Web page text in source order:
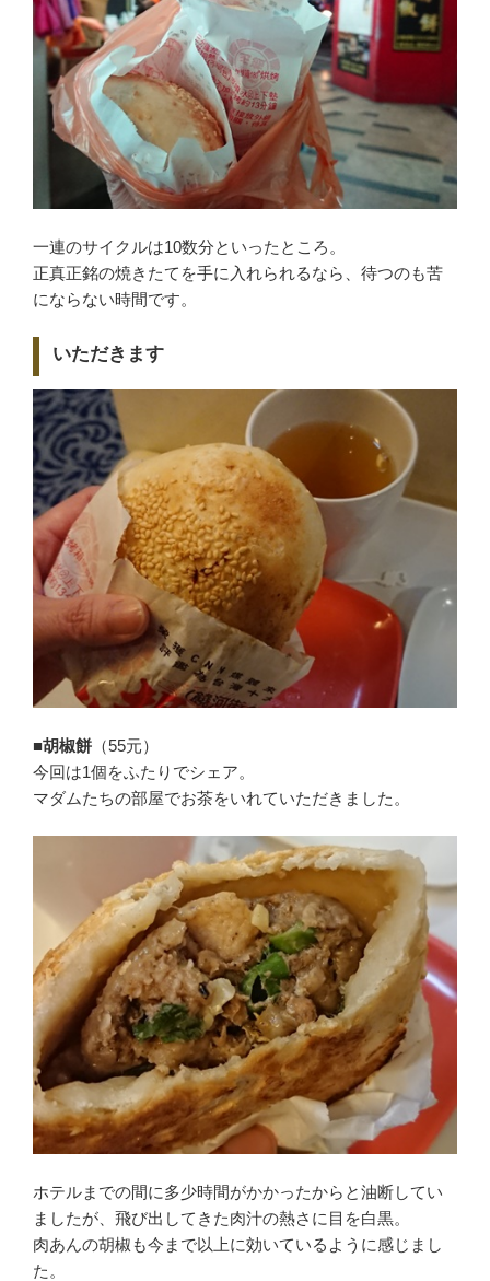
一連のサイクルは10数分といったところ。
正真正銘の焼きたてを手に入れられるなら、待つのも苦
にならない時間です。
いただきます
■胡椒餅 （55元）
今回は1個をふたりでシェア。
マダムたちの部屋でお茶をいれていただきました。
ホテルまでの間に多少時間がかかったからと油断してい
ましたが、飛び出してきた肉汁の熱さに目を白黒。
肉あんの胡椒も今まで以上に効いているように感じまし
た。